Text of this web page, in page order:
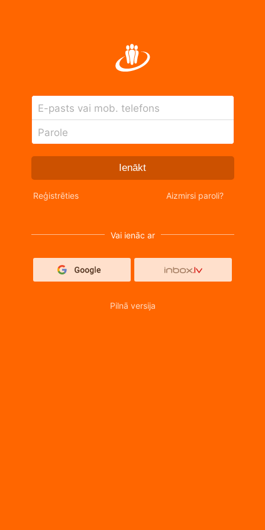
E-pasts vai mob. telefons
Parole
Ienākt
Reģistrēties Aizmirsi paroli?
Vai ienāc ar
Pilnā versija